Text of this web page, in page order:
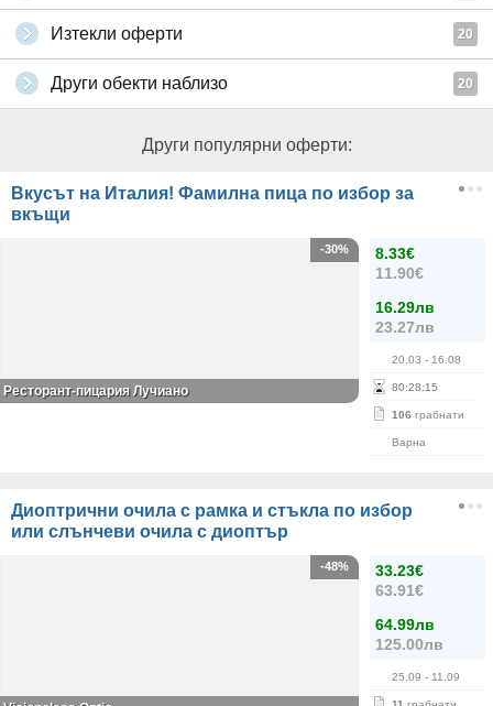
Изтекли оферти 20
Други обекти наблизо 20
Други популярни оферти:
Вкусът на Италия! Фамилна пица по избор за
вкъщи
8.33€
11.90€
16.29лв
23.27лв
20.03 - 16.08
80:28:15
106 грабнати
Варна
-30%
Ресторант-пицария Лучиано
Диоптрични очила с рамка и стъкла по избор
или слънчеви очила с диоптър
33.23€
63.91€
64.99лв
125.00лв
25.09 - 11.09
-48%